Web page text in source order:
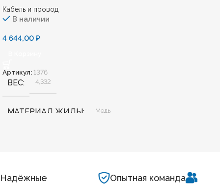
Кабель и провод
В наличии
4 644,00 ₽
Артикул: 1376
ВЕС 4,332
МАТЕРИАЛ ЖИЛЫ Медь
Надёжные
Опытная команда